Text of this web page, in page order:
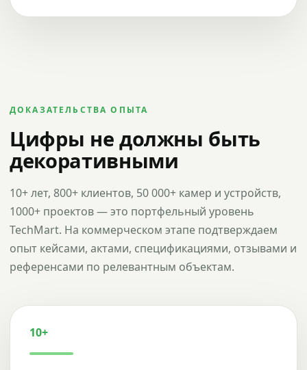
ДОКАЗАТЕЛЬСТВА ОПЫТА
Цифры не должны быть
декоративными
10+ лет, 800+ клиентов, 50 000+ камер и устройств,
1000+ проектов — это портфельный уровень
TechMart. На коммерческом этапе подтверждаем
опыт кейсами, актами, спецификациями, отзывами и
референсами по релевантным объектам.
10+